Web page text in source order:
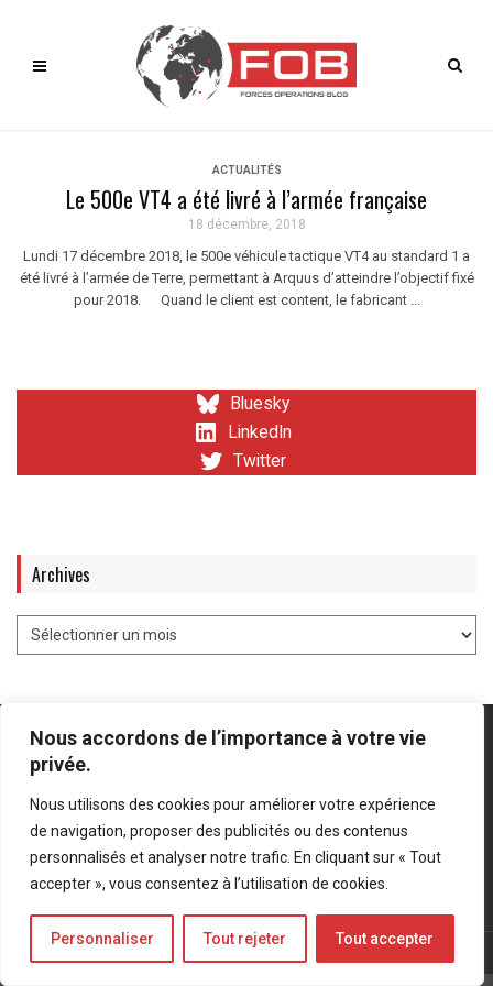
Nous accordons de l’importance à votre vie
privée.
Nous utilisons des cookies pour améliorer votre expérience
de navigation, proposer des publicités ou des contenus
personnalisés et analyser notre trafic. En cliquant sur « Tout
accepter », vous consentez à l’utilisation de cookies.
Personnaliser Tout rejeter Tout accepter
ACTUALITÉS
Le 500e VT4 a été livré à l’armée française
18 décembre, 2018
Lundi 17 décembre 2018, le 500e véhicule tactique VT4 au standard 1 a
été livré à l’armée de Terre, permettant à Arquus d’atteindre l’objectif fixé
pour 2018. Quand le client est content, le fabricant ...
Bluesky
LinkedIn
Twitter
Archives
Mentions légales-Politique de confidentialité
Bluesky
LinkedIn
Twitter
© Forces Operations Blog - 2022